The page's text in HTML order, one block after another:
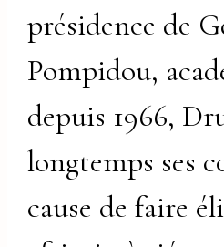
présidence de
Pompidou,
depuis 1966,
longtemps ses
cause de faire